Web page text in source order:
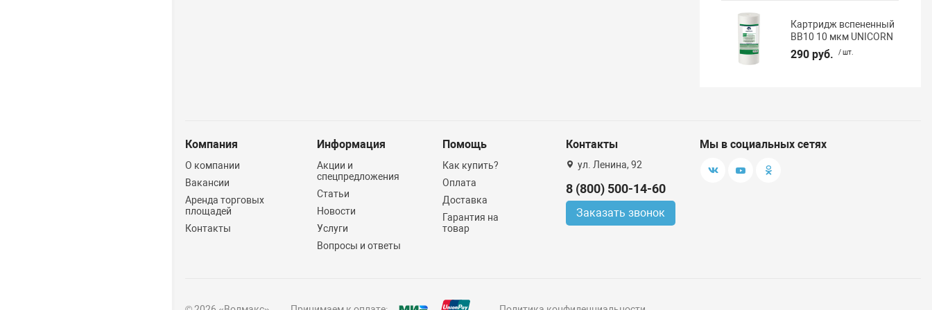
Картридж вспененный
BB10 10 мкм UNICORN
290 руб. / шт.
Компания
О компании
Вакансии
Аренда торговых
площадей
Контакты
Информация
Акции и
спецпредложения
Статьи
Новости
Услуги
Вопросы и ответы
Помощь
Как купить?
Оплата
Доставка
Гарантия на
товар
Контакты
ул. Ленина, 92
8 (800) 500-14-60
Заказать звонок
Мы в социальных сетях